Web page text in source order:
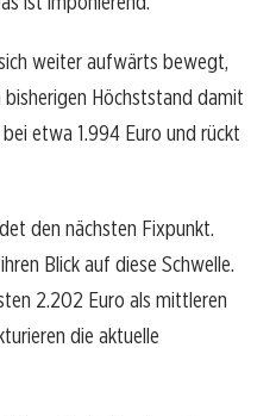
weiter aufwärts bewegt,
Höchststand damit
etwa 1.994 Euro und rückt
den nächsten Fixpunkt.
Blick auf diese Schwelle.
2.202 Euro als mittleren
die aktuelle